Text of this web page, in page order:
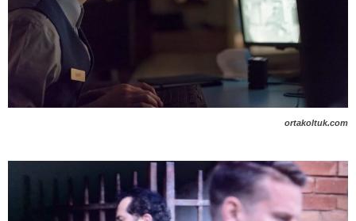
ortakoltuk.com